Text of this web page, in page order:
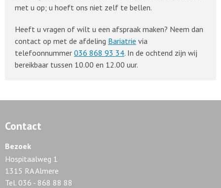
met u op; u hoeft ons niet zelf te bellen.
Heeft u vragen of wilt u een afspraak maken? Neem dan
contact op met de afdeling Bariatrie via
telefoonnummer 036 868 93 34. In de ochtend zijn wij
bereikbaar tussen 10.00 en 12.00 uur.
Contact
Bezoek
Hospitaalweg 1
1315 RA Almere
Tel. 036 - 868 88 88